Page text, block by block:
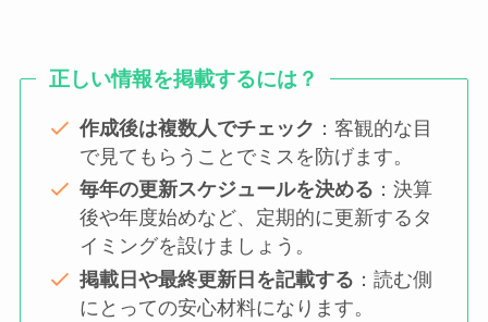
正しい情報を掲載するには？
作成後は複数人でチェック ：客観的な目
で見てもらうことでミスを防げます。
毎年の更新スケジュールを決める ：決算
後や年度始めなど、定期的に更新するタ
イミングを設けましょう。
掲載日や最終更新日を記載する ：読む側
にとっての安心材料になります。